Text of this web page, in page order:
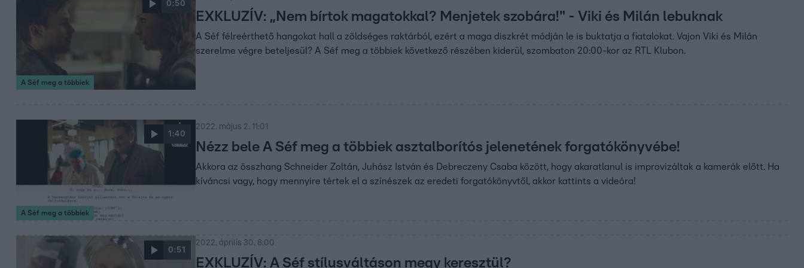
0:50
A Séf meg a többiek
EXKLUZÍV: „Nem bírtok magatokkal? Menjetek szobára!" - Viki és Milán lebuknak
A Séf félreérthető hangokat hall a zöldséges raktárból, ezért a maga diszkrét módján le is buktatja a fiatalokat. Vajon Viki és Milán
szerelme végre beteljesül? A Séf meg a többiek következő részében kiderül, szombaton 20:00-kor az RTL Klubon.
1:40
A Séf meg a többiek
2022. május 2. 11:01
Nézz bele A Séf meg a többiek asztalborítós jelenetének forgatókönyvébe!
Akkora az összhang Schneider Zoltán, Juhász István és Debreczeny Csaba között, hogy akaratlanul is improvizáltak a kamerák előtt. Ha
kíváncsi vagy, hogy mennyire tértek el a színészek az eredeti forgatókönyvtől, akkor kattints a videóra!
0:51
2022. április 30. 8:00
EXKLUZÍV: A Séf stílusváltáson megy keresztül?